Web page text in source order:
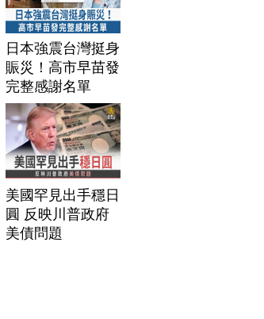
日本強震台灣挺身
賑災！高市早苗發
完整感謝名單
美國罕見出手穩日
圓 反映川普政府
美債問題